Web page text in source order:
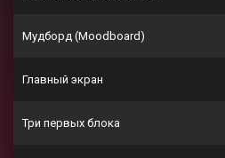
Мудборд (Moodboard)
Главный экран
Три первых блока